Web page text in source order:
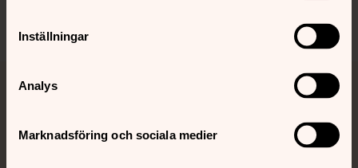
Inställningar
Analys
Marknadsföring och sociala medier
Jourhavande präst
Akut samtals- och krisstöd. Prata eller chatta anonymt